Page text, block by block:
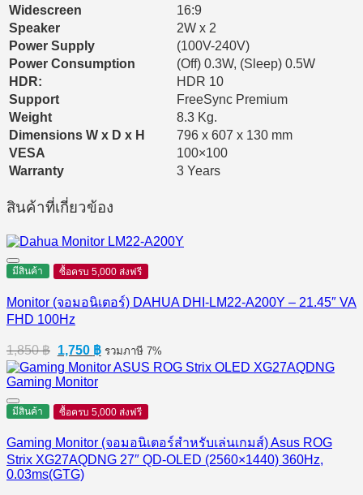
Widescreen
16:9
Speaker
2W x 2
Power Supply
(100V-240V)
Power Consumption
(Off) 0.3W, (Sleep) 0.5W
HDR:
HDR 10
Support
FreeSync Premium
Weight
8.3 Kg.
Dimensions W x D x H
796 x 607 x 130 mm
VESA
100×100
Warranty
3 Years
สินค้าที่เกี่ยวข้อง
มีสินค้า ซื้อครบ 5,000 ส่งฟรี
Monitor (จอมอนิเตอร์) DAHUA DHI-LM22-A200Y – 21.45″ VA
FHD 100Hz
1,850฿ Original
price
was:
1,750 ฿Current
price
is:
รวมภาษี 7%
มีสินค้า ซื้อครบ 5,000 ส่งฟรี
Gaming Monitor (จอมอนิเตอร์สำหรับเล่นเกมส์) Asus ROG
Strix XG27AQDNG 27″ QD-OLED (2560×1440) 360Hz,
0.03ms(GTG)